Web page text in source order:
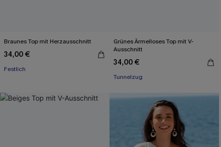
Braunes Top mit Herzausschnitt
34,00 €
Festlich
Grünes Ärmelloses Top mit V-
Ausschnitt
34,00 €
Tunnelzug